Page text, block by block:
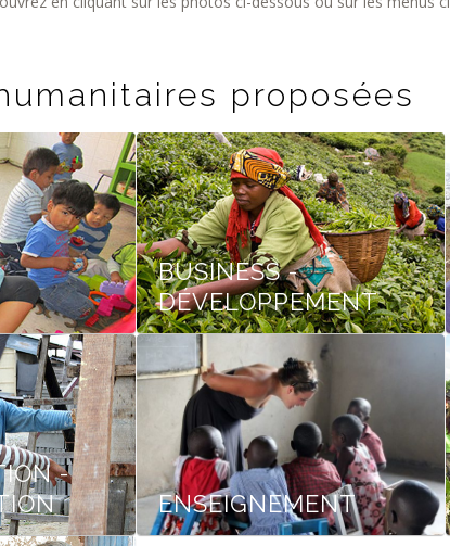
proposées
BUSINESS -
DÉVELOPPEMENT
-
ENSEIGNEMENT